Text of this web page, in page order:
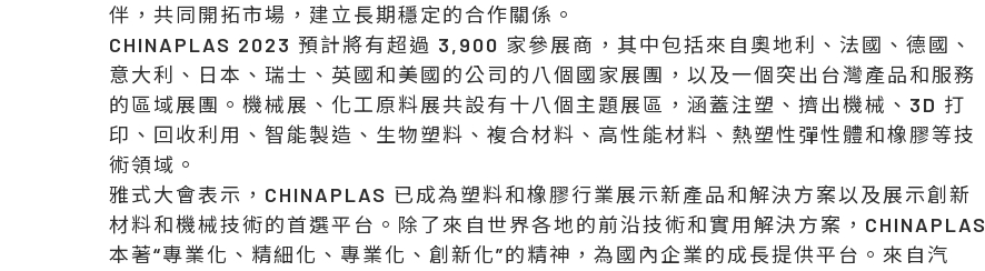
伴，共同開拓市場，建立長期穩定的合作關係。
CHINAPLAS 2023 預計將有超過 3,900 家參展商，其中包括來自奧地利、法國、德國、
意大利、日本、瑞士、英國和美國的公司的八個國家展團，以及一個突出台灣產品和服務
的區域展團。機械展、化工原料展共設有十八個主題展區，涵蓋注塑、擠出機械、3D 打
印、回收利用、智能製造、生物塑料、複合材料、高性能材料、熱塑性彈性體和橡膠等技
術領域。
雅式大會表示，CHINAPLAS 已成為塑料和橡膠行業展示新產品和解決方案以及展示創新
材料和機械技術的首選平台。除了來自世界各地的前沿技術和實用解決方案，CHINAPLAS
本著“專業化、精細化、專業化、創新化”的精神，為國內企業的成長提供平台。來自汽